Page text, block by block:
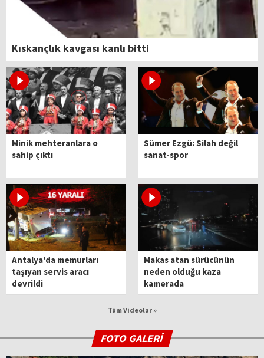
Kıskançlık kavgası kanlı bitti
Minik mehteranlara o
sahip çıktı
Sümer Ezgü: Silah değil
sanat-spor
Antalya'da memurları
taşıyan servis aracı
devrildi
Makas atan sürücünün
neden olduğu kaza
kamerada
Tüm Videolar »
FOTO GALERİ